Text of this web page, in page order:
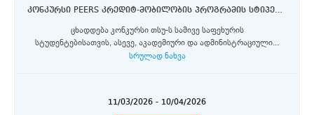
კონკურსი PEERS კრედიტ-მობილობის პროგრამის სტიპენდიების მოსაპოვებლად (2026) თსუ-ს სამივე საფეხურის სტუდენტებისათვის, აკადემიური და ადმინისტრაციული პერსონალისთვის
ცხადდება კონკურსი თსუ-ს სამივე საფეხურის
სტუდენტებისათვის, ასევე, აკადემიური და ადმინისტრაციული...
სრულად ნახვა
11/03/2026 - 10/04/2026